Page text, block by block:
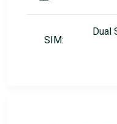
SIM:
Dual